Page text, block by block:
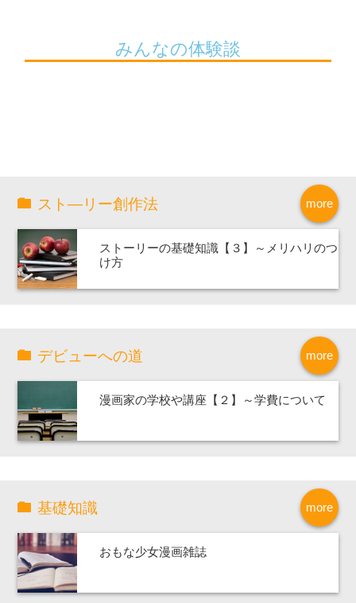
みんなの体験談
more
スト―リー創作法
ストーリーの基礎知識【３】～メリハリのつ
け方
more
デビューへの道
漫画家の学校や講座【２】～学費について
more
基礎知識
おもな少女漫画雑誌